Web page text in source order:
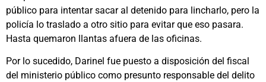
público para intentar sacar al detenido para lincharlo, pero la
policía lo traslado a otro sitio para evitar que eso pasara.
Hasta quemaron llantas afuera de las oficinas.
Por lo sucedido, Darinel fue puesto a disposición del fiscal
del ministerio público como presunto responsable del delito